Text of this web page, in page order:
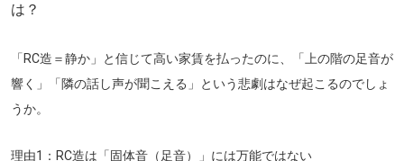
は？
「RC造＝静か」と信じて高い家賃を払ったのに、「上の階の足音が
響く」「隣の話し声が聞こえる」という悲劇はなぜ起こるのでしょ
うか。
理由1：RC造は「固体音（足音）」には万能ではない